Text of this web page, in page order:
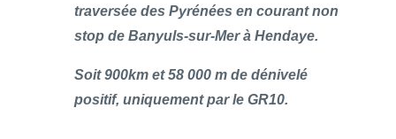
traversée des Pyrénées en courant non
stop de Banyuls-sur-Mer à Hendaye.
Soit 900km et 58 000 m de dénivelé
positif, uniquement par le GR10.